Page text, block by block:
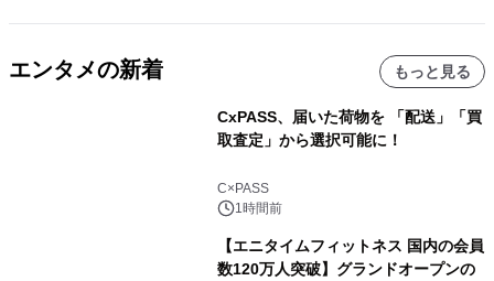
エンタメの新着 もっと見る
CxPASS、届いた荷物を 「配送」「買
取査定」から選択可能に！
C×PASS
1時間前
【エニタイムフィットネス 国内の会員
数120万人突破】グランドオープンの